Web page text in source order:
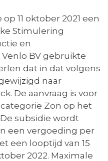
11 oktober 2021 een
Stimulering
en
BV gebruikte
dat in dat volgens
naar
De aanvraag is voor
Zon op het
subsidie wordt
een vergoeding per
een looptijd van 15
2022. Maximale